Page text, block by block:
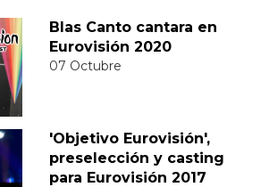
Blas Canto cantara en
Eurovisión 2020
07 Octubre
'Objetivo Eurovisión',
preselección y casting
para Eurovisión 2017